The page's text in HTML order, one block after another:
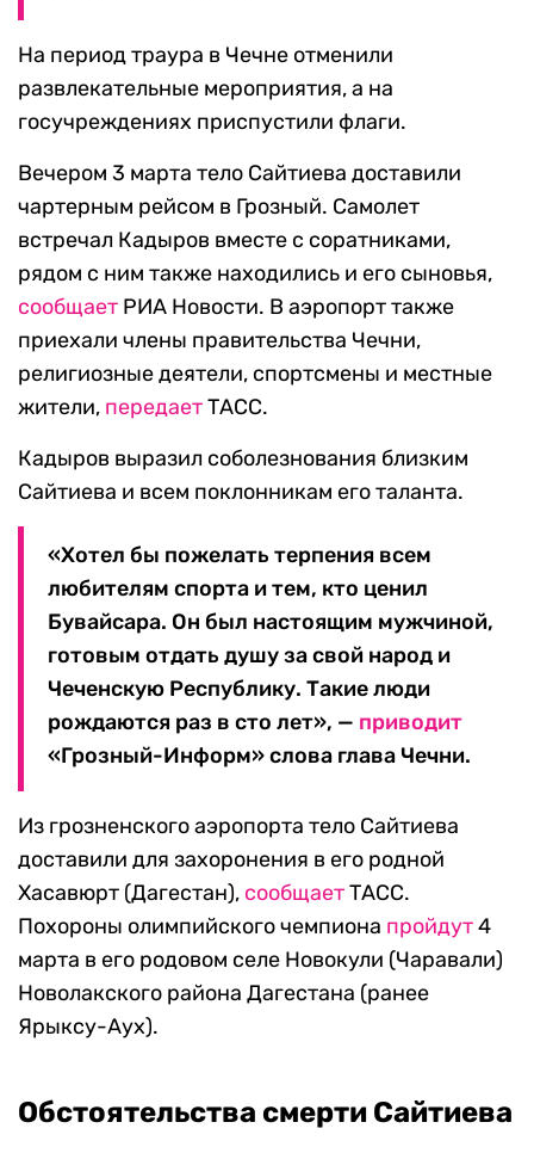
На период траура в Чечне отменили
развлекательные мероприятия, а на
госучреждениях приспустили флаги.
Вечером 3 марта тело Сайтиева доставили
чартерным рейсом в Грозный. Самолет
встречал Кадыров вместе с соратниками,
рядом с ним также находились и его сыновья,
сообщает РИА Новости. В аэропорт также
приехали члены правительства Чечни,
религиозные деятели, спортсмены и местные
жители, передаетТАСС.
Кадыров выразил соболезнования близким
Сайтиева и всем поклонникам его таланта.
«Хотел бы пожелать терпения всем
любителям спорта и тем, кто ценил
Бувайсара. Он был настоящим мужчиной,
готовым отдать душу за свой народ и
Чеченскую Республику. Такие люди
рождаются раз в сто лет», — приводит
«Грозный-Информ» слова глава Чечни.
Из грозненского аэропорта тело Сайтиева
доставили для захоронения в его родной
Хасавюрт (Дагестан), сообщаетТАСС.
Похороны олимпийского чемпиона пройдут4
марта в его родовом селе Новокули (Чаравали)
Новолакского района Дагестана (ранее
Ярыксу-Аух).
Обстоятельства смерти Сайтиева